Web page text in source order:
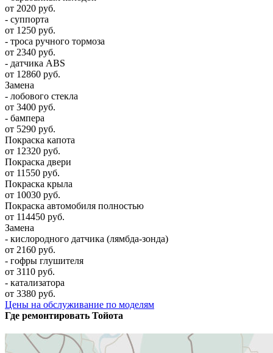
от 2020 руб.
- суппорта
от 1250 руб.
- троса ручного тормоза
от 2340 руб.
- датчика ABS
от 12860 руб.
Замена
- лобового стекла
от 3400 руб.
- бампера
от 5290 руб.
Покраска капота
от 12320 руб.
Покраска двери
от 11550 руб.
Покраска крыла
от 10030 руб.
Покраска автомобиля полностью
от 114450 руб.
Замена
- кислородного датчика (лямбда-зонда)
от 2160 руб.
- гофры глушителя
от 3110 руб.
- катализатора
от 3380 руб.
Цены на обслуживание по моделям
Где ремонтировать Тойота